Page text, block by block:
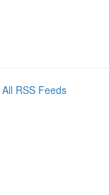
All RSS Feeds